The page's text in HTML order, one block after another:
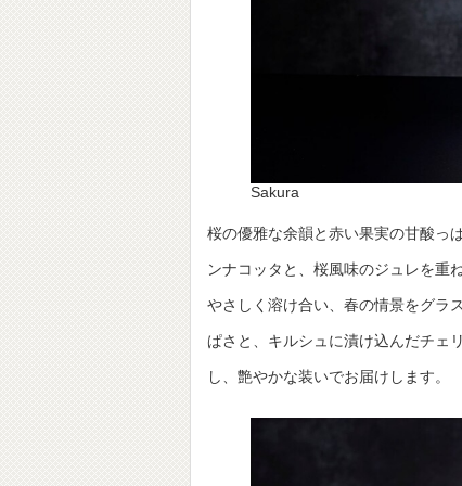
Sakura
桜の優雅な余韻と赤い果実の甘酸っ
ンナコッタと、桜風味のジュレを重
やさしく溶け合い、春の情景をグラ
ぱさと、キルシュに漬け込んだチェ
し、艶やかな装いでお届けします。